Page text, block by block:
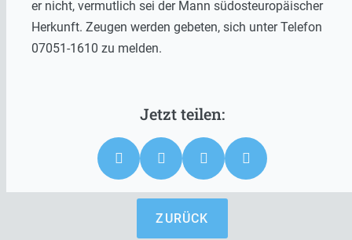
er nicht, vermutlich sei der Mann südosteuropäischer
Herkunft. Zeugen werden gebeten, sich unter Telefon
07051-1610 zu melden.
ZURÜCK